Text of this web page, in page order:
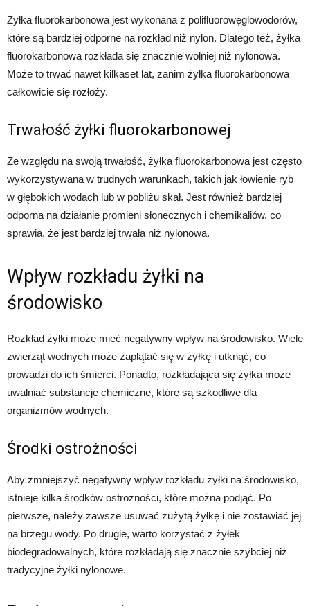
Żyłka fluorokarbonowa jest wykonana z polifluorowęglowodorów,
które są bardziej odporne na rozkład niż nylon. Dlatego też, żyłka
fluorokarbonowa rozkłada się znacznie wolniej niż nylonowa.
Może to trwać nawet kilkaset lat, zanim żyłka fluorokarbonowa
całkowicie się rozłoży.
Trwałość żyłki fluorokarbonowej
Ze względu na swoją trwałość, żyłka fluorokarbonowa jest często
wykorzystywana w trudnych warunkach, takich jak łowienie ryb
w głębokich wodach lub w pobliżu skał. Jest również bardziej
odporna na działanie promieni słonecznych i chemikaliów, co
sprawia, że jest bardziej trwała niż nylonowa.
Wpływ rozkładu żyłki na
środowisko
Rozkład żyłki może mieć negatywny wpływ na środowisko. Wiele
zwierząt wodnych może zaplątać się w żyłkę i utknąć, co
prowadzi do ich śmierci. Ponadto, rozkładająca się żyłka może
uwalniać substancje chemiczne, które są szkodliwe dla
organizmów wodnych.
Środki ostrożności
Aby zmniejszyć negatywny wpływ rozkładu żyłki na środowisko,
istnieje kilka środków ostrożności, które można podjąć. Po
pierwsze, należy zawsze usuwać zużytą żyłkę i nie zostawiać jej
na brzegu wody. Po drugie, warto korzystać z żyłek
biodegradowalnych, które rozkładają się znacznie szybciej niż
tradycyjne żyłki nylonowe.